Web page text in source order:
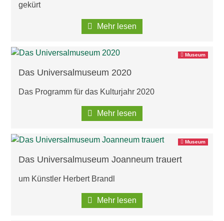
gekürt
Mehr lesen
Museum
Das Universalmuseum 2020
Das Programm für das Kulturjahr 2020
Mehr lesen
Museum
Das Universalmuseum Joanneum trauert
um Künstler Herbert Brandl
Mehr lesen